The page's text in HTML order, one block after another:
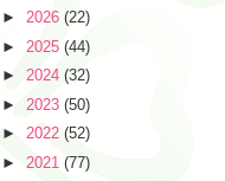
► 2026 (22)
► 2025 (44)
► 2024 (32)
► 2023 (50)
► 2022 (52)
► 2021 (77)